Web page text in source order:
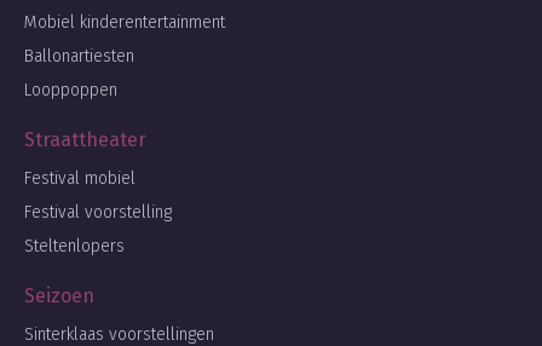
Mobiel kinderentertainment
Ballonartiesten
Looppoppen
Straattheater
Festival mobiel
Festival voorstelling
Steltenlopers
Seizoen
Sinterklaas voorstellingen